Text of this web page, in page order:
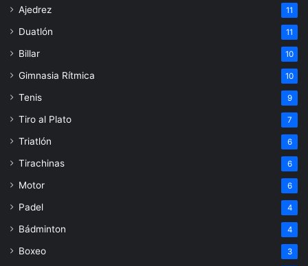
Ajedrez 11
Duatlón 11
Billar 10
Gimnasia Rítmica 10
Tenis 9
Tiro al Plato 7
Triatlón 6
Tirachinas 6
Motor 6
Padel 4
Bádminton 4
Boxeo 3